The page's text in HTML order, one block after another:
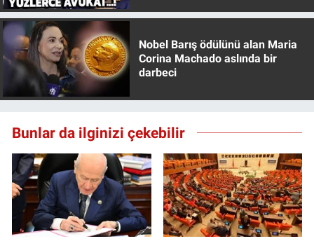
Nobel Barış ödülünü alan Maria
Corina Machado aslında bir
darbeci
Bunlar da ilginizi çekebilir